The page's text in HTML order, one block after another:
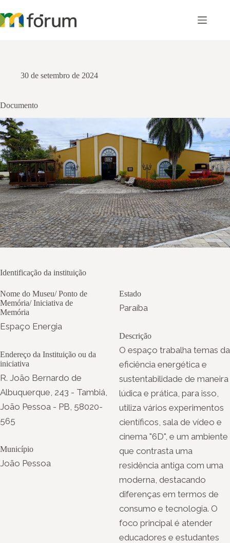
para
o
30 de setembro de 2024
Documento
Identificação da instituição
Nome do Museu/ Ponto de
Memória/ Iniciativa de
Memória
Espaço Energia
Endereço da Instituição ou da
iniciativa
R. João Bernardo de
Albuquerque, 243 - Tambiá,
João Pessoa - PB, 58020-
565
Município
João Pessoa
Estado
Paraíba
Descrição
O espaço trabalha temas da
eficiência energética e
sustentabilidade de maneira
lúdica e prática, para isso,
utiliza vários experimentos
científicos, sala de vídeo e
cinema "6D", e um ambiente
que contrasta uma
residência antiga com uma
moderna, destacando
diferenças em termos de
consumo e tecnologia. O
foco principal é atender
educadores e estudantes